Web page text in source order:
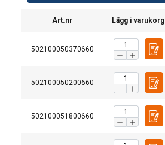
Art.nr Lägg i varukorg
502100050370660
502100050200660
502100051800660